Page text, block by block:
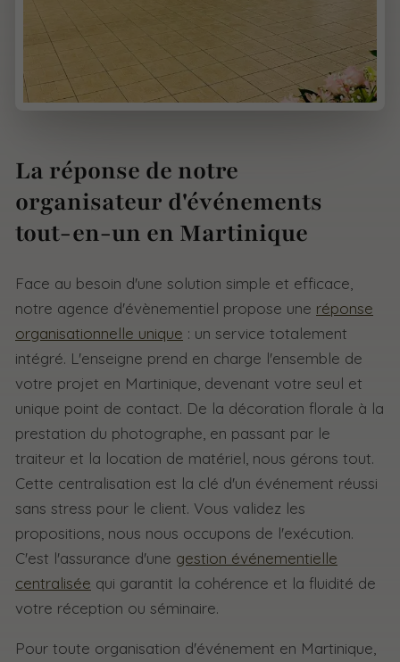
La réponse de notre
organisateur d'événements
tout-en-un en Martinique
Face au besoin d'une solution simple et efficace,
notre agence d'évènementiel propose une réponse
organisationnelle unique : un service totalement
intégré. L'enseigne prend en charge l'ensemble de
votre projet en Martinique, devenant votre seul et
unique point de contact. De la décoration florale à la
prestation du photographe, en passant par le
traiteur et la location de matériel, nous gérons tout.
Cette centralisation est la clé d'un événement réussi
sans stress pour le client. Vous validez les
propositions, nous nous occupons de l'exécution.
C'est l'assurance d'une gestion événementielle
centralisée qui garantit la cohérence et la fluidité de
votre réception ou séminaire.
Pour toute organisation d'événement en Martinique,